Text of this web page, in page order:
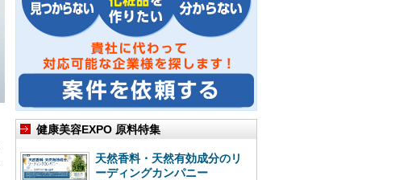
健康美容EXPO 原料特集
天然香料・天然有効成分のリ
ーディングカンパニー